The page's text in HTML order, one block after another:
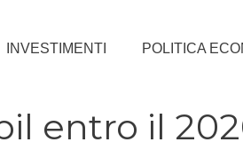
INVESTIMENTI POLITICA
entro il